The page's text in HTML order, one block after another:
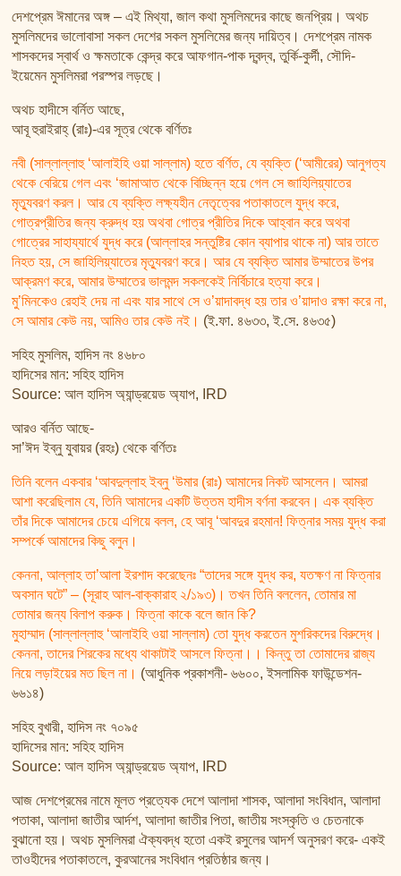
শায়খ আহমদ মুসা জিবরীলের বই সমূহ
দেশপ্রেম ঈমানের অঙ্গ – এই মিথ্যা, জাল কথা মুসলিমদের কাছে জনপ্রিয়। অথচ
মুসলিমদের ভালোবাসা সকল দেশের সকল মুসলিমের জন্য দায়িত্ব। দেশপ্রেম নামক
শাসকদের স্বার্থ ও ক্ষমতাকে কেন্দ্র করে আফগান-পাক দ্বন্দ্ব, তুর্কি-কুর্দী, সৌদি-
ইয়েমেন মুসলিমরা পরস্পর লড়ছে।
অথচ হাদীসে বর্নিত আছে,
আবূ হুরাইরাহ্ (রাঃ)-এর সূত্র থেকে বর্ণিতঃ
নবী (সাল্লাল্লাহু ‘আলাইহি ওয়া সাল্লাম) হতে বর্ণিত, যে ব্যক্তি (‘আমীরের) আনুগত্য
থেকে বেরিয়ে গেল এবং ‘জামাআত থেকে বিচ্ছিন্ন হয়ে গেল সে জাহিলিয়্যাতের
মৃত্যুবরণ করল। আর যে ব্যক্তি লক্ষ্যহীন নেতৃত্বের পতাকাতলে যুদ্ধ করে,
গোত্রপ্রীতির জন্য ক্রুদ্ধ হয় অথবা গোত্র প্রীতির দিকে আহ্বান করে অথবা
গোত্রের সাহায্যার্থে যুদ্ধ করে (আল্লাহর সন্তুষ্টির কোন ব্যাপার থাকে না) আর তাতে
নিহত হয়, সে জাহিলিয়্যাতের মৃত্যুবরণ করে। আর যে ব্যক্তি আমার উম্মাতের উপর
আক্রমণ করে, আমার উম্মাতের ভালমন্দ সকলকেই নির্বিচারে হত্যা করে।
মু’মিনকেও রেহাই দেয় না এবং যার সাথে সে ও’য়াদাবদ্ধ হয় তার ও’য়াদাও রক্ষা করে না,
সে আমার কেউ নয়, আমিও তার কেউ নই। (ই.ফা. ৪৬৩৩, ই.সে. ৪৬৩৫)
সহিহ মুসলিম, হাদিস নং ৪৬৮০
হাদিসের মান: সহিহ হাদিস
Source: আল হাদিস অ্যান্ড্রয়েড অ্যাপ, IRD
আরও বর্নিত আছে-
সা’ঈদ ইব্‌নু যুবায়র (রহঃ) থেকে বর্ণিতঃ
তিনি বলেন একবার ‘আবদুল্লাহ ইব্‌নু ‘উমার (রাঃ) আমাদের নিকট আসলেন। আমরা
আশা করেছিলাম যে, তিনি আমাদের একটি উত্তম হাদীস বর্ণনা করবেন। এক ব্যক্তি
তাঁর দিকে আমাদের চেয়ে এগিয়ে বলল, হে আবূ ‘আবদুর রহমান! ফিত্‌নার সময় যুদ্ধ করা
সম্পর্কে আমাদের কিছু বলুন।
কেননা, আল্লাহ তা’আলা ইরশাদ করেছেনঃ “তাদের সঙ্গে যুদ্ধ কর, যতক্ষণ না ফিত্‌নার
অবসান ঘটে” – (সূরাহ আল-বাক্কারাহ ২/১৯৩)। তখন তিনি বললেন, তোমার মা
তোমার জন্য বিলাপ করুক। ফিত্‌না কাকে বলে জান কি?
মুহাম্মাদ (সাল্লাল্লাহু ‘আলাইহি ওয়া সাল্লাম) তো যুদ্ধ করতেন মুশরিকদের বিরুদ্ধে।
কেননা, তাদের শিরকের মধ্যে থাকাটাই আসলে ফিত্‌না।। কিন্তু তা তোমাদের রাজ্য
নিয়ে লড়াইয়ের মত ছিল না। (আধুনিক প্রকাশনী- ৬৬০০, ইসলামিক ফাউন্ডেশন-
৬৬১৪)
সহিহ বুখারী, হাদিস নং ৭০৯৫
হাদিসের মান: সহিহ হাদিস
Source: আল হাদিস অ্যান্ড্রয়েড অ্যাপ, IRD
আজ দেশপ্রেমের নামে মূলত প্রত্যেক দেশে আলাদা শাসক, আলাদা সংবিধান, আলাদা
পতাকা, আলাদা জাতীর আর্দশ, আলাদা জাতীর পিতা, জাতীয় সংস্কৃতি ও চেতনাকে
বুঝানো হয়। অথচ মুসলিমরা ঐক্যবদ্ধ হতো একই রসুলের আদর্শ অনুসরণ করে- একই
তাওহীদের পতাকাতলে, কুরআনের সংবিধান প্রতিষ্ঠার জন্য।